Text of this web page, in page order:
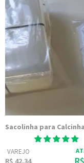
VAREJO
R$ 42,34